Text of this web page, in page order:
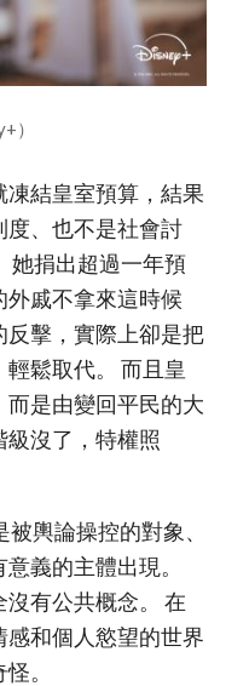
）
結皇室預算，結果
度、也不是社會討
她捐出超過一年預
戚不拿來這時候
反擊，實際上卻是把
鬆取代。 而且皇
是由變回平民的大
沒了，特權照
輿論操控的對象、
義的主體出現。
有公共概念。 在
和個人慾望的世界
。